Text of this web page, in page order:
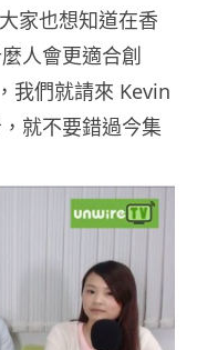
家也想知道在香
人會更適合創
我們就請來 Kevin
就不要錯過今集